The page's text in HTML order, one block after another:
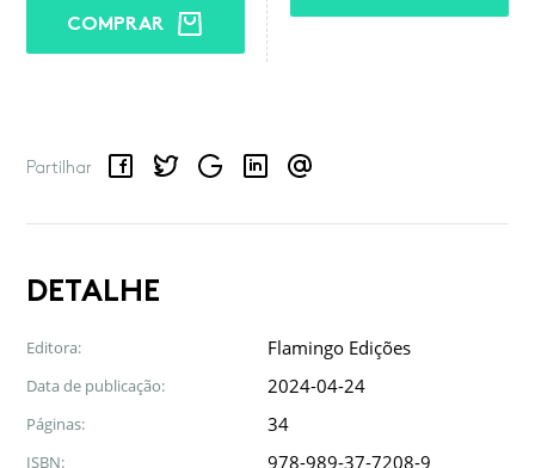
COMPRAR
Partilhar
FacebookTwitterGoogle LinkedInEmail
DETALHE
Editora: Flamingo Edições
Data de publicação: 2024-04-24
Páginas: 34
ISBN: 978-989-37-7208-9